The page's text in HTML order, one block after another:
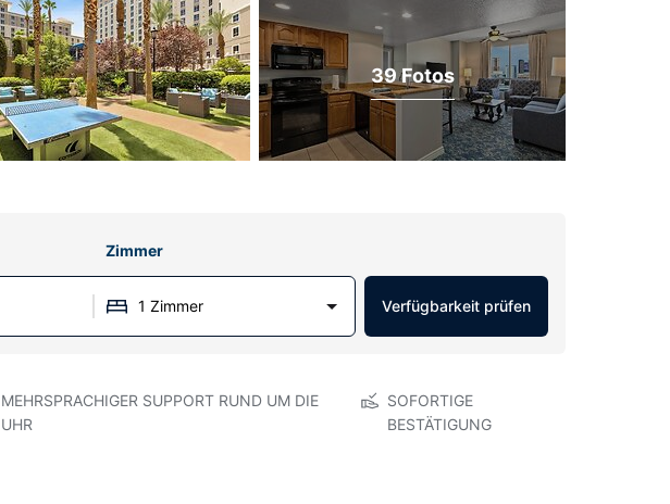
39 Fotos
Zimmer
1 Zimmer Verfügbarkeit prüfen
MEHRSPRACHIGER SUPPORT RUND UM DIE
UHR
SOFORTIGE
BESTÄTIGUNG